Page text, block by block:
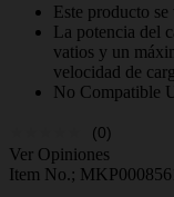
Este producto
La potencia del
vatios y un
velocidad de
No Compatible
(0)
Ver Opiniones
Item No.;